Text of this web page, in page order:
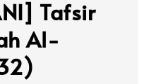
Tafsir
Al-